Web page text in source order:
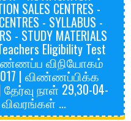
SALES CENTRES -
- SYLLABUS -
- STUDY MATERIALS
Eligibility Test
விண்ணப்ப விநியோகம்
| விண்ணப்பிக்க
நாள் 29,30-04-
விவரங்கள் ...